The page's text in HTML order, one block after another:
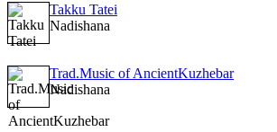
Takku Tatei
Nadishana
Trad.Music of AncientKuzhebar
Nadishana